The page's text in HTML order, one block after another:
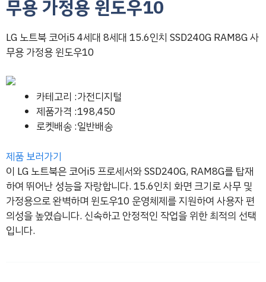
무용 가정용 윈도우10
LG 노트북 코어i5 4세대 8세대 15.6인치 SSD240G RAM8G 사
무용 가정용 윈도우10
카테고리 :가전디지털
제품가격 :198,450
로켓배송 :일반배송
제품 보러가기
이 LG 노트북은 코어i5 프로세서와 SSD240G, RAM8G를 탑재
하여 뛰어난 성능을 자랑합니다. 15.6인치 화면 크기로 사무 및
가정용으로 완벽하며 윈도우10 운영체제를 지원하여 사용자 편
의성을 높였습니다. 신속하고 안정적인 작업을 위한 최적의 선택
입니다.